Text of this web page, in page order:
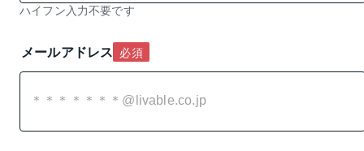
ハイフン入力不要です
メールアドレス 必須